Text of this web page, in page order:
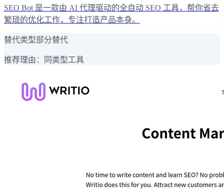
SEO Bot 是一款由 AI 代理驱动的全自动 SEO 工具，帮你省去
繁琐的优化工作，专注打造产品本身。
替代类型部分替代
推荐理由： 同类型工具